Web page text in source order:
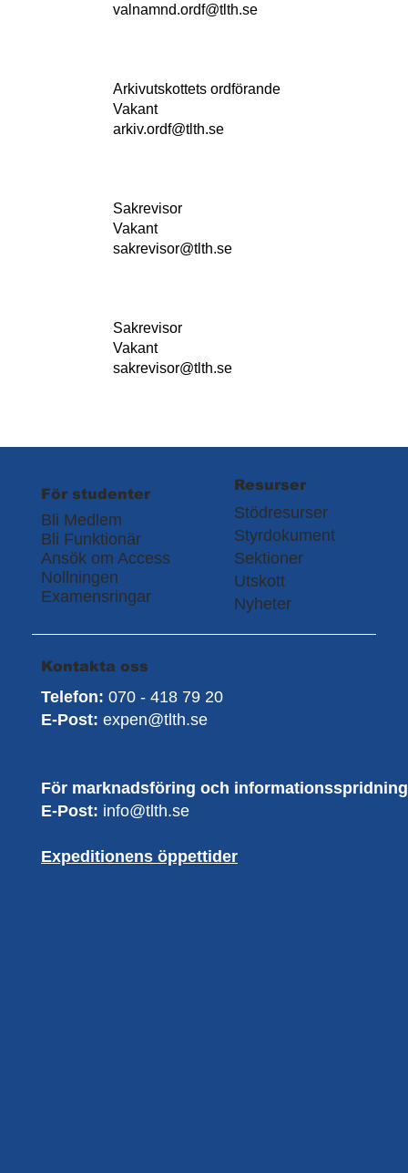
valnamnd.ordf@tlth.se
Arkivutskottets ordförande
Vakant
arkiv.ordf@tlth.se
Sakrevisor
Vakant
sakrevisor@tlth.se
Sakrevisor
Vakant
sakrevisor@tlth.se
Bli Medlem
Bli Funktionär
Ansök om Access
Nollningen
Examensringar
För studenter
Stödresurser
Styrdokument
Sektioner
Utskott
Nyheter
Resurser
Telefon: 070 - 418 79 20
E-Post: expen@tlth.se
För marknadsföring och informationsspridning
E-Post: info@tlth.se
Expeditionens öppettider
Kontakta oss